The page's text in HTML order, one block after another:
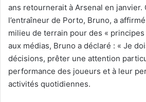
ans retournerait à Arsenal en janvier.
l’entraîneur de Porto, Bruno, a
milieu de terrain pour des «
aux médias, Bruno a déclaré : « Je
décisions, prêter une attention
performance des joueurs et à leur
activités quotidiennes.